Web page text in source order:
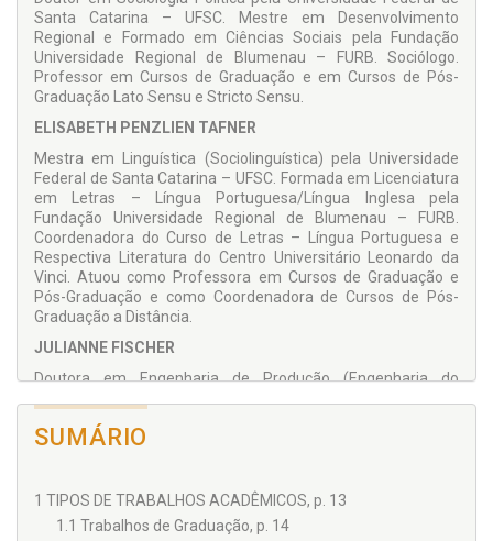
Santa Catarina – UFSC. Mestre em Desenvolvimento
Regional e Formado em Ciências Sociais pela Fundação
Universidade Regional de Blumenau – FURB. Sociólogo.
Professor em Cursos de Graduação e em Cursos de Pós-
Graduação Lato Sensu e Stricto Sensu.
ELISABETH PENZLIEN TAFNER
Mestra em Linguística (Sociolinguística) pela Universidade
Federal de Santa Catarina – UFSC. Formada em Licenciatura
em Letras – Língua Portuguesa/Língua Inglesa pela
Fundação Universidade Regional de Blumenau – FURB.
Coordenadora do Curso de Letras – Língua Portuguesa e
Respectiva Literatura do Centro Universitário Leonardo da
Vinci. Atuou como Professora em Cursos de Graduação e
Pós-Graduação e como Coordenadora de Cursos de Pós-
Graduação a Distância.
JULIANNE FISCHER
Doutora em Engenharia de Produção (Engenharia do
em Pedagogia pela Fundação Universidade Regional de
em Educação.
MALCON ANDERSON TAFNER
SUMÁRIO
1 TIPOS DE TRABALHOS ACADÊMICOS, p. 13
1.1 Trabalhos de Graduação, p. 14